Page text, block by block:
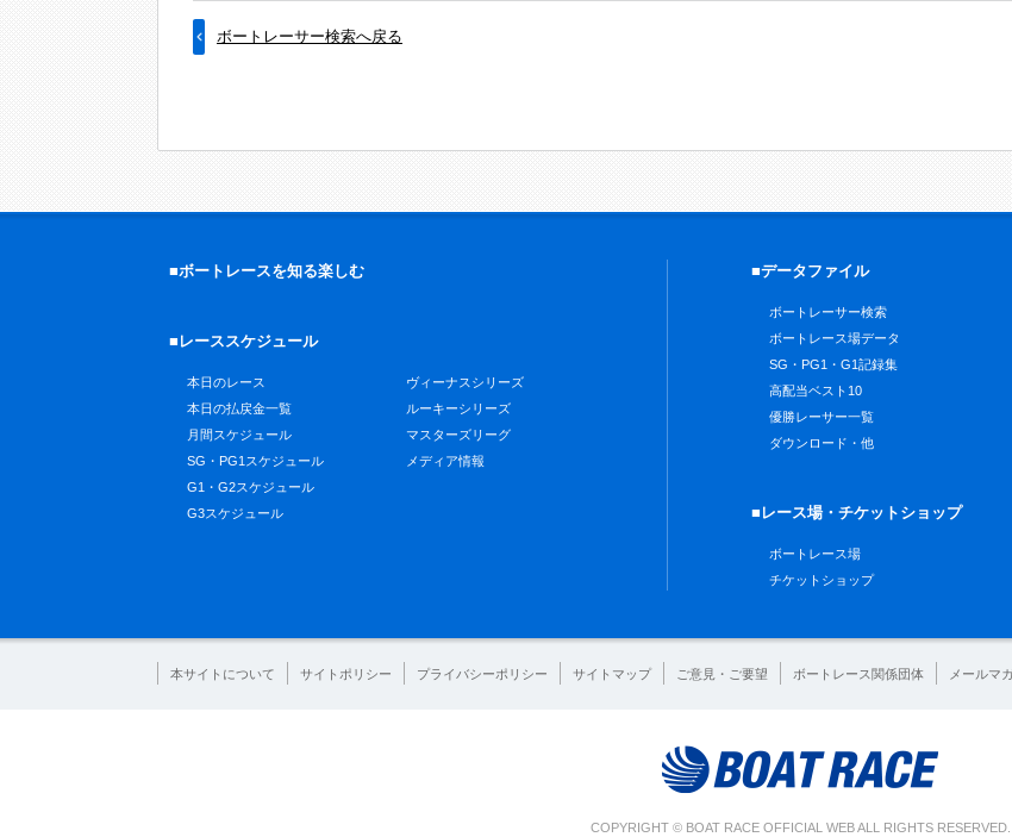
ボートレーサー検索へ戻る
■ボートレースを知る楽しむ
■レーススケジュール
本日のレース
本日の払戻金一覧
月間スケジュール
SG・PG1スケジュール
G1・G2スケジュール
G3スケジュール
ヴィーナスシリーズ
ルーキーシリーズ
マスターズリーグ
メディア情報
■データファイル
ボートレーサー検索
ボートレース場データ
SG・PG1・G1記録集
高配当ベスト10
優勝レーサー一覧
ダウンロード・他
■レース場・チケットショップ
ボートレース場
チケットショップ
本サイトについて サイトポリシー プライバシーポリシー サイトマップ ご意見・ご要望 ボートレース関係団体 メールマ
COPYRIGHT © BOAT RACE OFFICIAL WEB ALL RIGHTS RESERVED.